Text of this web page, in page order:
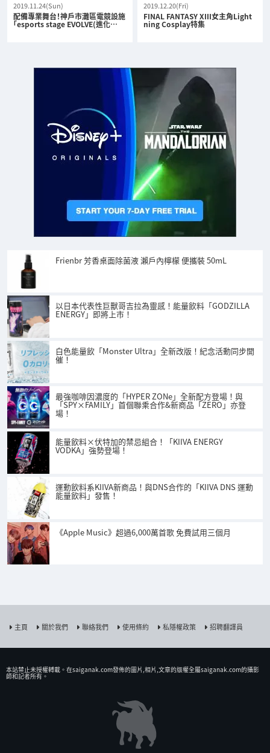
2019.11.24(Sun)
配備專業舞台！神戶市灘區電競設施
「esports stage EVOLVE(進化…
2019.12.20(Fri)
FINAL FANTASY XIII女主角Light
ning Cosplay特集
Frienbr 芳香桌面除菌液 瀨戶內檸檬 便攜裝 50mL
以日本代表性巨獸哥吉拉為靈感！能量飲料「GODZILLA
ENERGY」即將上市！
白色能量飲「Monster Ultra」全新改版！紀念活動同步開
催！
最強咖啡因濃度的「HYPER ZONe」全新配方登場！與
「SPY×FAMILY」首個聯乘合作&新商品「ZERO」亦登
場！
能量飲料×伏特加的禁忌組合！「KIIVA ENERGY
VODKA」強勢登場！
運動飲料系KIIVA新商品！與DNS合作的「KIIVA DNS 運動
能量飲料」發售！
《Apple Music》超過6,000萬首歌 免費試用三個月
主頁 關於我們 聯絡我們 使用條約 私隱權政策 招聘翻譯員
本站禁止未授權𨍭載。在saiganak.com發佈的圖片,相片,文章的版權全屬saiganak.com的攝影
師和記者所有。